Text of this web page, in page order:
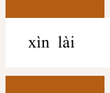
xìn lài